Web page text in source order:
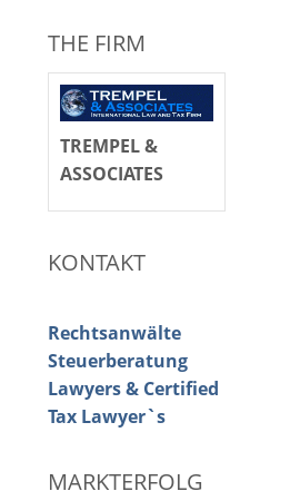
THE FIRM
TREMPEL &
ASSOCIATES
KONTAKT
Rechtsanwälte
Steuerberatung
Lawyers & Certified
Tax Lawyer`s
MARKTERFOLG